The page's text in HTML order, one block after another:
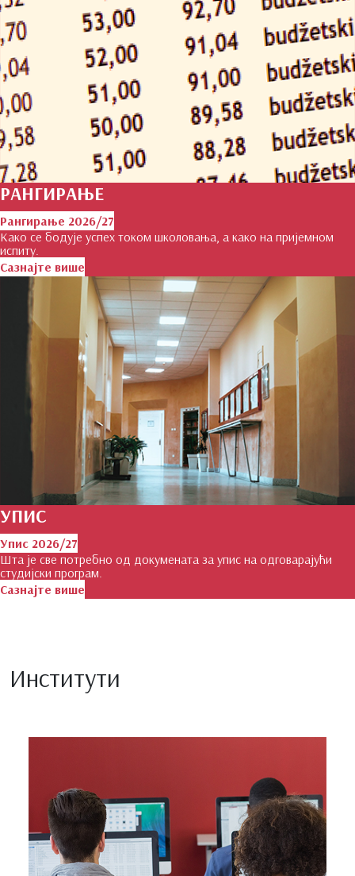
РАНГИРАЊЕ
Рангирање 2026/27
Како се бодује успех током школовања, а како на пријемном
испиту.
Сазнајте више
УПИС
Упис 2026/27
Шта је све потребно од докумената за упис на одговарајући
студијски програм.
Сазнајте више
Институти